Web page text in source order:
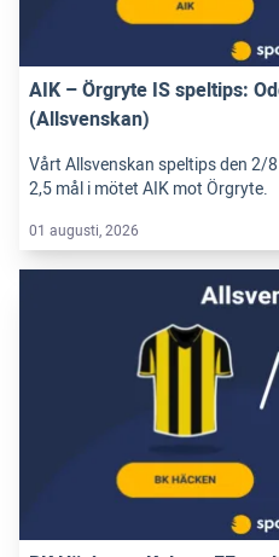
AIK – Örgryte IS speltips:
(Allsvenskan)
Vårt Allsvenskan speltips den 2/
2,5 mål i mötet AIK mot Örgryte.
01 augusti, 2026